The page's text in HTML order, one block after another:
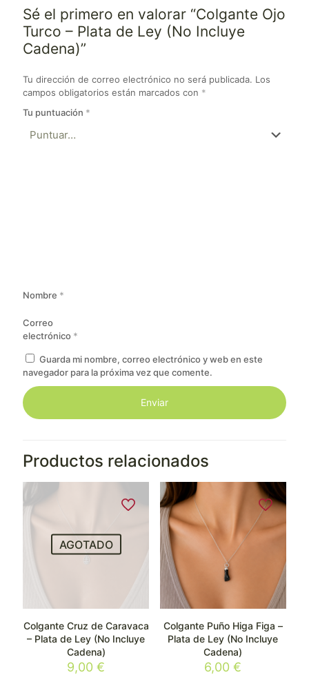
Sé el primero en valorar “Colgante Ojo
Turco – Plata de Ley (No Incluye
Cadena)”
Tu dirección de correo electrónico no será publicada. Los
campos obligatorios están marcados con *
Tu puntuación *
Nombre *
Correo
electrónico *
Guarda mi nombre, correo electrónico y web en este
navegador para la próxima vez que comente.
Productos relacionados
AGOTADO
Colgante Cruz de Caravaca
– Plata de Ley (No Incluye
Cadena)
9,00€
Colgante Puño Higa Figa –
Plata de Ley (No Incluye
Cadena)
6,00€